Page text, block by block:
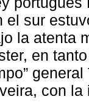
el sur
la atenta
en
con